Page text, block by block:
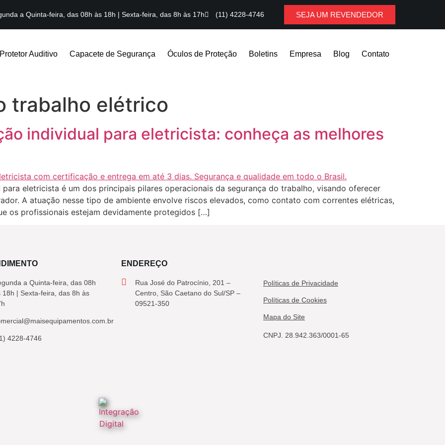
a Quinta-feira, das 08h às 18h | Sexta-feira, das 8h às 17h (11) 4228-4746 SEJA UM REVENDEDOR
Protetor Auditivo Capacete de Segurança Óculos de Proteção Boletins Empresa Blog Contato
trabalho elétrico
individual para eletricista: conheça as melhores
eletricista é um dos principais pilares operacionais da segurança do trabalho, visando oferecer
A atuação nesse tipo de ambiente envolve riscos elevados, como contato com correntes elétricas,
os profissionais estejam devidamente protegidos […]
a Quinta-feira, das 08h
18h | Sexta-feira, das 8h às
4228-4746
ENDEREÇO
Rua José do Patrocínio, 201 –
Centro, São Caetano do Sul/SP –
09521-350
Políticas de Privacidade
Políticas de Cookies
Mapa do Site
CNPJ. 28.942.363/0001-65